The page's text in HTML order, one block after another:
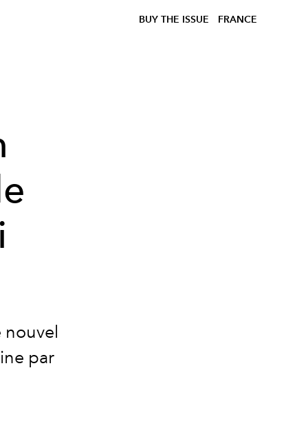
BUY THE ISSUE FRANCE
nouvel
par